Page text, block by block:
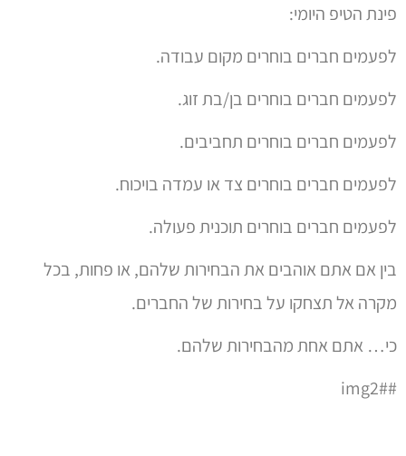
פינת הטיפ היומי:
לפעמים חברים בוחרים מקום עבודה.
לפעמים חברים בוחרים בן/בת זוג.
לפעמים חברים בוחרים תחביבים.
לפעמים חברים בוחרים צד או עמדה בויכוח.
לפעמים חברים בוחרים תוכנית פעולה.
בין אם אתם אוהבים את הבחירות שלהם, או פחות, בכל
מקרה אל תצחקו על בחירות של החברים.
כי… אתם אחת מהבחירות שלהם.
#img2#